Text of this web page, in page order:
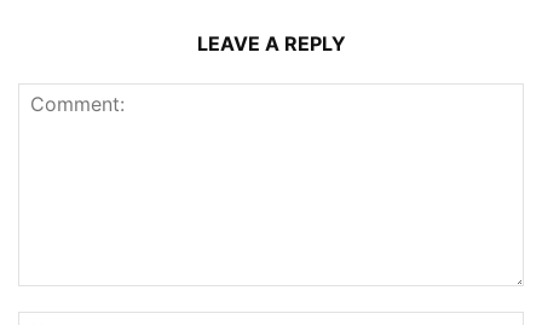
LEAVE A REPLY